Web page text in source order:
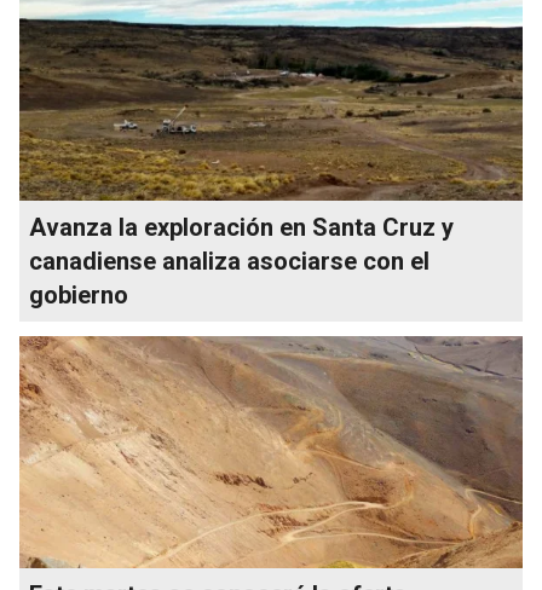
Avanza la exploración en Santa Cruz y
canadiense analiza asociarse con el
gobierno